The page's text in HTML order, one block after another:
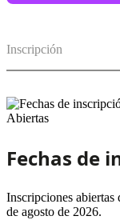
Inscripción
Abiertas
Fechas de
Inscripciones abiertas
de agosto de 2026.